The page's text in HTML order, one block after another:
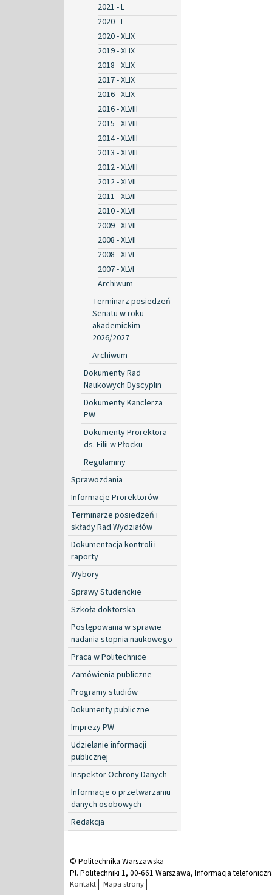
2021 - L
2020 - L
2020 - XLIX
2019 - XLIX
2018 - XLIX
2017 - XLIX
2016 - XLIX
2016 - XLVIII
2015 - XLVIII
2014 - XLVIII
2013 - XLVIII
2012 - XLVIII
2012 - XLVII
2011 - XLVII
2010 - XLVII
2009 - XLVII
2008 - XLVII
2008 - XLVI
2007 - XLVI
Archiwum
Terminarz posiedzeń
Senatu w roku
akademickim
2026/2027
Archiwum
Dokumenty Rad
Naukowych Dyscyplin
Dokumenty Kanclerza
PW
Dokumenty Prorektora
ds. Filii w Płocku
Regulaminy
Sprawozdania
Informacje Prorektorów
Terminarze posiedzeń i
składy Rad Wydziałów
Dokumentacja kontroli i
raporty
Wybory
Sprawy Studenckie
Szkoła doktorska
Postępowania w sprawie
nadania stopnia naukowego
Praca w Politechnice
Zamówienia publiczne
Programy studiów
Dokumenty publiczne
Imprezy PW
Udzielanie informacji
publicznej
Inspektor Ochrony Danych
Informacje o przetwarzaniu
danych osobowych
Redakcja
© Politechnika Warszawska
Pl. Politechniki 1, 00-661 Warszawa, Informacja
Kontakt Mapa strony